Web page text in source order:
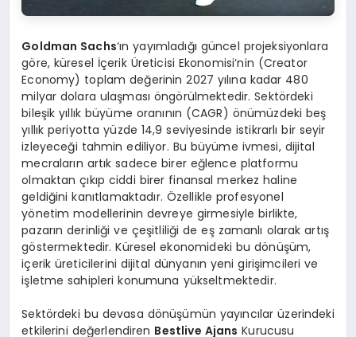
Goldman Sachs‘ın yayımladığı güncel projeksiyonlara
göre, küresel İçerik Üreticisi Ekonomisi’nin (Creator
Economy) toplam değerinin 2027 yılına kadar 480
milyar dolara ulaşması öngörülmektedir. Sektördeki
bileşik yıllık büyüme oranının (CAGR) önümüzdeki beş
yıllık periyotta yüzde 14,9 seviyesinde istikrarlı bir seyir
izleyeceği tahmin ediliyor. Bu büyüme ivmesi, dijital
mecraların artık sadece birer eğlence platformu
olmaktan çıkıp ciddi birer finansal merkez haline
geldiğini kanıtlamaktadır. Özellikle profesyonel
yönetim modellerinin devreye girmesiyle birlikte,
pazarın derinliği ve çeşitliliği de eş zamanlı olarak artış
göstermektedir. Küresel ekonomideki bu dönüşüm,
içerik üreticilerini dijital dünyanın yeni girişimcileri ve
işletme sahipleri konumuna yükseltmektedir.
Sektördeki bu devasa dönüşümün yayıncılar üzerindeki
etkilerini değerlendiren Bestlive Ajans Kurucusu